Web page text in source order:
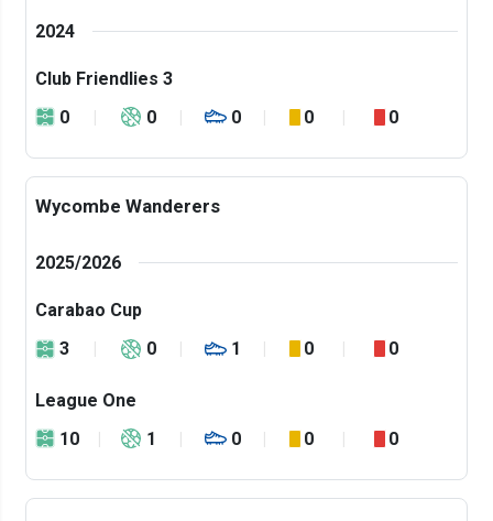
2024
Club Friendlies 3
0
0 0 0 0
Wycombe Wanderers
2025/2026
Carabao Cup
3
0 1 0 0
League One
10
1 0 0 0